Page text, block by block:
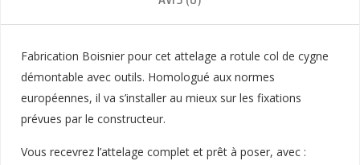
Fabrication Boisnier pour cet attelage a rotule col de cygne
démontable avec outils. Homologué aux normes
européennes, il va s’installer au mieux sur les fixations
prévues par le constructeur.
Vous recevrez l’attelage complet et prêt à poser, avec :